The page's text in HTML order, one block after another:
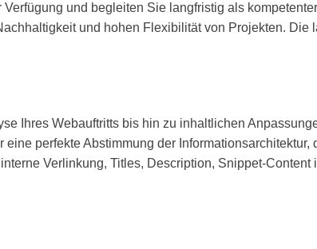
und begleiten Sie langfristig als
und hohen Flexibilität von Projekten.
Ihres Webauftritts bis hin zu inhaltlichen
perfekte Abstimmung der
Verlinkung, Titles, Description, Snippet-